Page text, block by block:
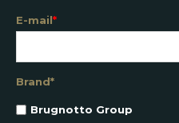
E-mail*
Brand*
Brugnotto Group